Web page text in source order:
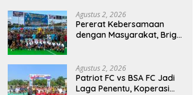
Agustus 2, 2026
Pererat Kebersamaan
dengan Masyarakat, Brigif
Danbrigif Cup I
Agustus 2, 2026
Patriot FC vs BSA FC Jadi
Laga Penentu, Koperasi